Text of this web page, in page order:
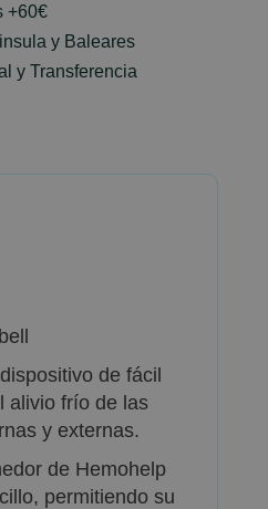
+60€
y Baleares
y Transferencia
de fácil
alivio frío de las
y externas.
de Hemohelp
permitiendo su